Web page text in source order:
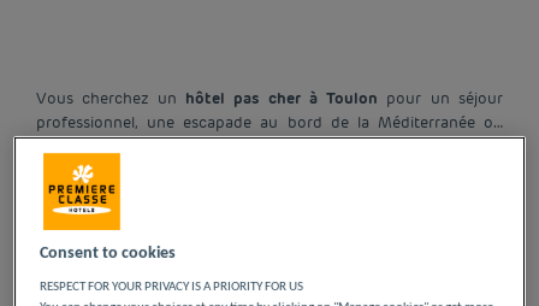
Vous cherchez un hôtel pas cher à Toulon pour un séjour
professionnel, une escapade au bord de la Méditerranée ou
Première Classe
moderne, confortable et fonctionnel. Profitez d’un
hébergement économique
cœur du Var.
Excellent rapport qualité prix
Noshôtels à Toulon
un parking privatif sur placeet un
Consent to cookies
RESPECT FOR YOUR PRIVACY IS A PRIORITY FOR US